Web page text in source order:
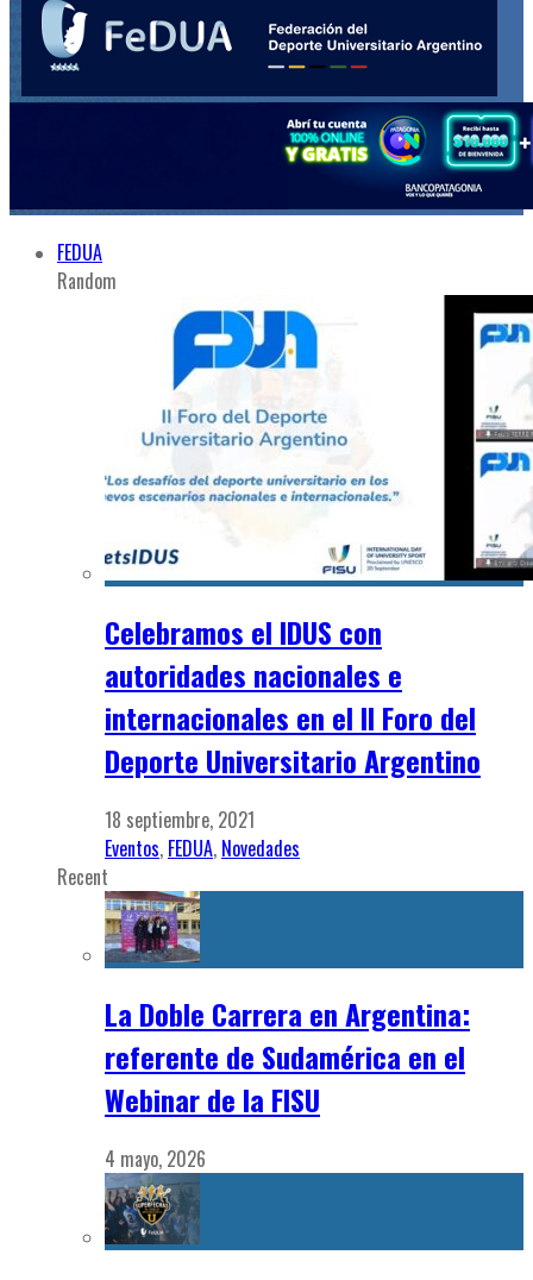
FEDUA
Random
Celebramos el IDUS con
autoridades nacionales e
internacionales en el II Foro del
Deporte Universitario Argentino
18 septiembre, 2021
Eventos, FEDUA, Novedades
Recent
La Doble Carrera en Argentina:
referente de Sudamérica en el
Webinar de la FISU
4 mayo, 2026